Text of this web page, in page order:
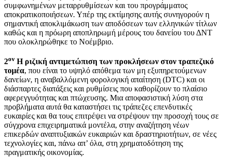
συμφωνημένων μεταρρυθμίσεων και του προγράμματος
αποκρατικοποιήσεων. Υπέρ της εκτίμησης αυτής συνηγορούν η
σημαντική αποκλιμάκωση των αποδόσεων των ελληνικών τίτλων
καθώς και η πρόωρη αποπληρωμή μέρους του δανείου του ΔΝΤ
που ολοκληρώθηκε το Νοέμβριο.
2ον Η ριζική αντιμετώπιση των προκλήσεων στον τραπεζικό
τομέα, που είναι το υψηλό απόθεμα των μη εξυπηρετούμενων
δανείων, η αναβαλλόμενη φορολογική απαίτηση (DTC) και οι
διάσπαρτες διατάξεις και ρυθμίσεις που καθορίζουν το πλαίσιο
αφερεγγυότητας και πτώχευσης. Μια αποφασιστική λύση στα
προβλήματα αυτά θα καταστήσει τις τράπεζες επενδυτικές
ευκαιρίες και θα τους επιτρέψει να στρέψουν την προσοχή τους σε
σύγχρονα επιχειρηματικά μοντέλα, στην αναζήτηση νέων
επικερδών αναπτυξιακών ευκαιριών και δραστηριοτήτων, σε νέες
τεχνολογίες και, πάνω απ’ όλα, στη χρηματοδότηση της
πραγματικής οικονομίας.